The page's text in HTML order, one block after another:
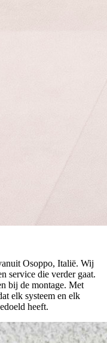
Osoppo, Italië. Wij
service die verder gaat.
bij de montage. Met
elk systeem en elk
heeft.